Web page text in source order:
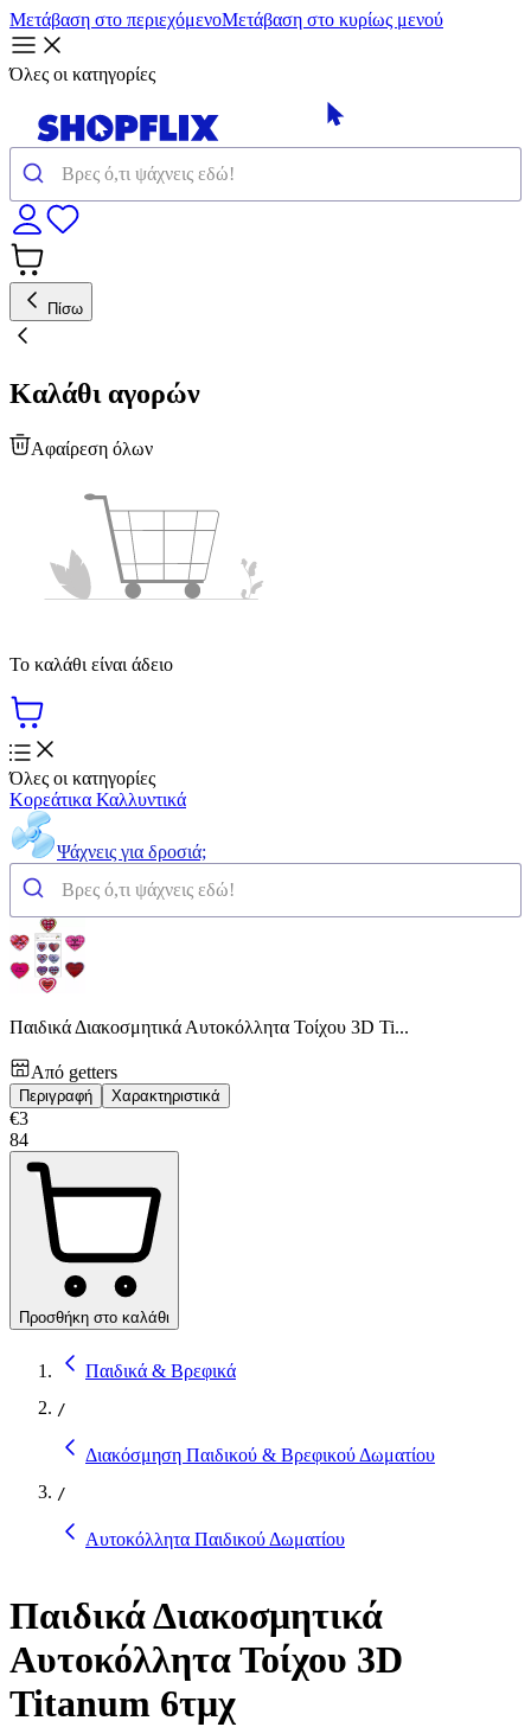
Μετάβαση στο περιεχόμενοΜετάβαση στο κυρίως μενού
Όλες οι κατηγορίες
Πίσω
Καλάθι αγορών
Αφαίρεση όλων
Το καλάθι είναι άδειο
Όλες οι κατηγορίες
Κορεάτικα Καλλυντικά
Ψάχνεις για δροσιά;
Παιδικά Διακοσμητικά Αυτοκόλλητα Τοίχου 3D Ti...
Από getters
Περιγραφή Χαρακτηριστικά
€3
84
Προσθήκη στο καλάθι
Παιδικά & Βρεφικά
/
Διακόσμηση Παιδικού & Βρεφικού Δωματίου
/
Αυτοκόλλητα Παιδικού Δωματίου
Παιδικά Διακοσμητικά
Αυτοκόλλητα Τοίχου 3D
Titanum 6τμχ